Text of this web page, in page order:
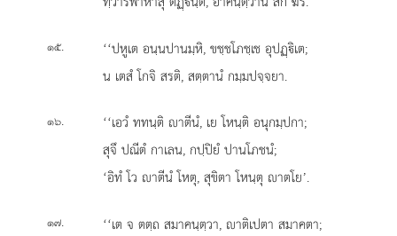
๑๕.
‘‘ปหูเต อนฺนปานมฺหิ, ขชฺชโภชฺเช อุปฏฺิเต;
น เตสํ โกจิ สรติ, สตฺตานํ กมฺมปจฺจยา.
๑๖. ‘‘เอวํ ททนฺติ าตีนํ, เย โหนฺติ อนุกมฺปกา;
สุจึ ปณีตํ กาเลน, กปฺปิยํ ปานโภชนํ;
‘อิทํ โว าตีนํ โหตุ, สุขิตา โหนฺตุ าตโย’.
๑๗.
‘‘เต จ ตตฺถ สมาคนฺตฺวา, าติเปตา สมาคตา;